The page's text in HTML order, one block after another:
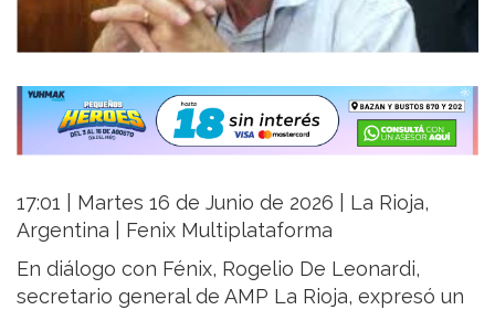
17:01 | Martes 16 de Junio de 2026 | La Rioja,
Argentina | Fenix Multiplataforma
En diálogo con Fénix, Rogelio De Leonardi,
secretario general de AMP La Rioja, expresó un